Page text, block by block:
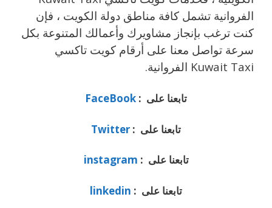
الفروانية تشمل كافة مناطق دولة الكويت ، فإن
كنت ترغب بإنجاز مشاويرك وأعمالك المتنوعة بكل
سرعة تواصل معنا على أرقام كويت تاكسي
Kuwait Taxi الفروانية.
تابعنا على : FaceBook
تابعنا على : Twitter
تابعنا على : instagram
تابعنا على : linkedin